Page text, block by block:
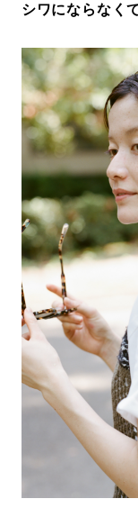
シワにならなく